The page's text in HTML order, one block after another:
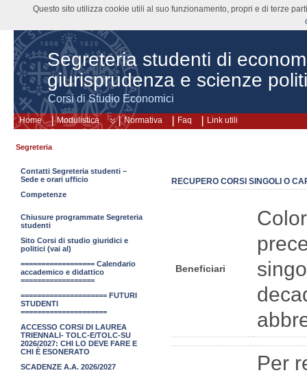
Segreteria studenti di
giurisprudenza e scienze
Corsi di Studio Economici
Home Modulistica Normativa Faq Link utili
RECUPERO CORSI SINGOLI O
Beneficiari
Per
Segreteria
Contatti Segreteria studenti –
Sede e orari ufficio
Competenze
Chiusure programmate Segreteria
studenti
Sito Corsi di studio giuridici e
politici (vai al)
================== Calendario
accademico e didattico
==================
===================== FUTURI
STUDENTI
=====================
ACCESSO CORSI DI LAUREA
TRIENNALI- TOLC-E/TOLC-SU
2026/2027: CHI LO DEVE FARE E
CHI È ESONERATO
SCADENZE A.A. 2026/2027
Questo sito utilizza cookie utili al suo funzionamento, propri e di terze